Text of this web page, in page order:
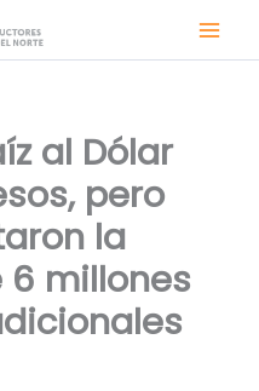
al Dólar
pero
la
millones